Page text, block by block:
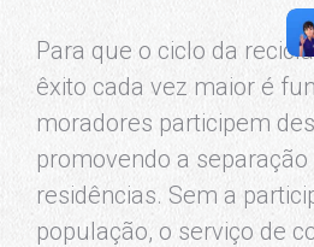
Para que o ciclo da
êxito cada vez maior é
moradores participem
promovendo a
residências. Sem a
população, o serviço de